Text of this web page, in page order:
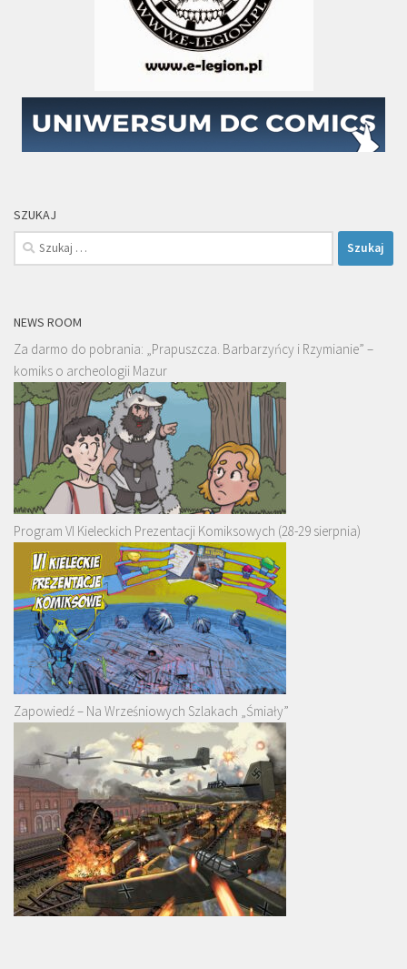
SZUKAJ
Szukaj:
NEWS ROOM
Za darmo do pobrania: „Prapuszcza. Barbarzyńcy i Rzymianie” –
komiks o archeologii Mazur
Program VI Kieleckich Prezentacji Komiksowych (28-29 sierpnia)
Zapowiedź – Na Wrześniowych Szlakach „Śmiały”